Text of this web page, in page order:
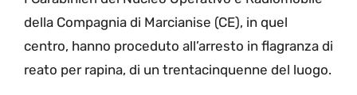
della Compagnia di Marcianise (CE), in quel
centro, hanno proceduto all’arresto in flagranza di
reato per rapina, di un trentacinquenne del luogo.